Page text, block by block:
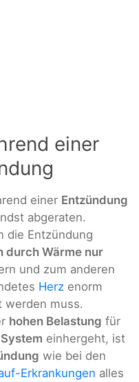
einer
einer Entzündung
abgeraten.
die Entzündung
durch Wärme nur
und zum anderen
Herz enorm
werden muss.
hohen Belastung für
einhergeht, ist
wie bei den
Erkrankungen alles